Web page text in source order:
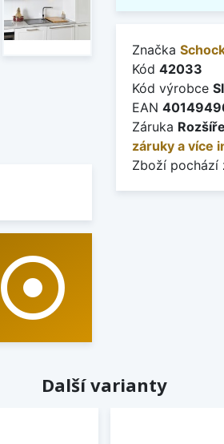
adjust
Značka
Kód 42033
Kód výrobce
EAN
Záruka
záruky a více
Zboží pochází
Další varianty